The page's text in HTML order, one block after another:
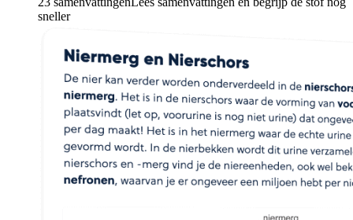
sneller